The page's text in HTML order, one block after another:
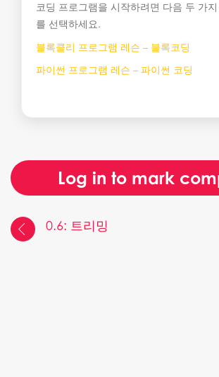
코딩 프로그램을 시작하려면 다음 두 가
를 선택하세요.
블록클리 프로그램 레슨 – 블록코딩
파이썬 프로그램 레슨 – 파이썬 코딩
Log in to mark
0.6: 트리밍